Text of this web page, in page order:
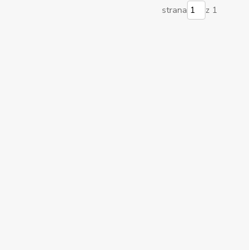
strana z 1